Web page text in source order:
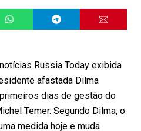
Russia Today exibida
afastada Dilma
dias de gestão do
Temer. Segundo Dilma, o
medida hoje e muda